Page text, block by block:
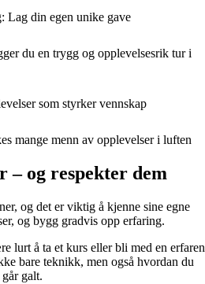
Lag din egen unike gave
du en trygg og opplevelsesrik tur i
som styrker vennskap
mange menn av opplevelser i luften
– og respekter dem
og det er viktig å kjenne sine egne
og bygg gradvis opp erfaring.
lurt å ta et kurs eller bli med en erfaren
bare teknikk, men også hvordan du
galt.